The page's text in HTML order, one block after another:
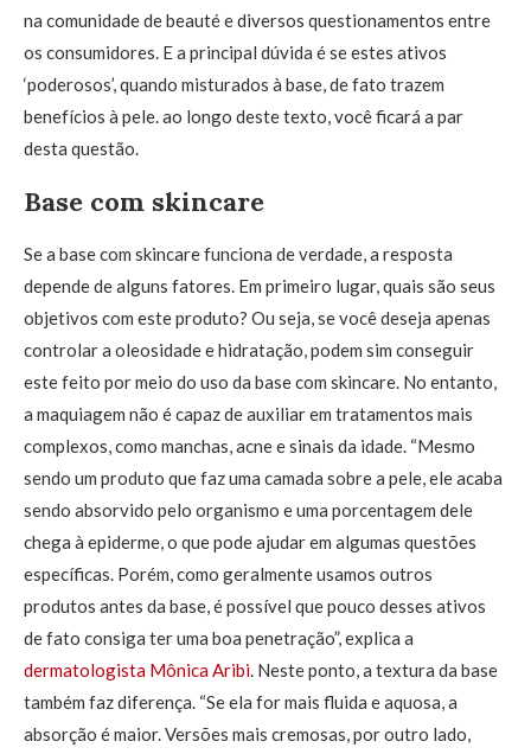
na comunidade de beauté e diversos questionamentos entre
os consumidores. E a principal dúvida é se estes ativos
‘poderosos’, quando misturados à base, de fato trazem
benefícios à pele. ao longo deste texto, você ficará a par
desta questão.
Base com skincare
Se a base com skincare funciona de verdade, a resposta
depende de alguns fatores. Em primeiro lugar, quais são seus
objetivos com este produto? Ou seja, se você deseja apenas
controlar a oleosidade e hidratação, podem sim conseguir
este feito por meio do uso da base com skincare. No entanto,
a maquiagem não é capaz de auxiliar em tratamentos mais
complexos, como manchas, acne e sinais da idade. “Mesmo
sendo um produto que faz uma camada sobre a pele, ele acaba
sendo absorvido pelo organismo e uma porcentagem dele
chega à epiderme, o que pode ajudar em algumas questões
específicas. Porém, como geralmente usamos outros
produtos antes da base, é possível que pouco desses ativos
de fato consiga ter uma boa penetração”, explica a
dermatologista Mônica Aribi. Neste ponto, a textura da base
também faz diferença. “Se ela for mais fluida e aquosa, a
absorção é maior. Versões mais cremosas, por outro lado,